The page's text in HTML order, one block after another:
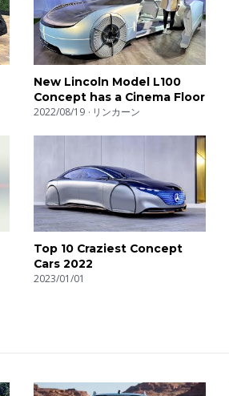
New Lincoln Model L100
Concept has a Cinema Floor
2022/08/19 リンカーン
Top 10 Craziest Concept
Cars 2022
2023/01/01